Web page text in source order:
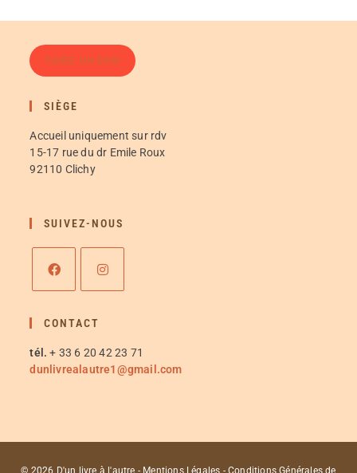
FAIRE UN DON
SIÈGE
Accueil uniquement sur rdv
15-17 rue du dr Emile Roux
92110 Clichy
SUIVEZ-NOUS
CONTACT
tél. + 33 6 20 42 23 71
dunlivrealautre1@gmail.com